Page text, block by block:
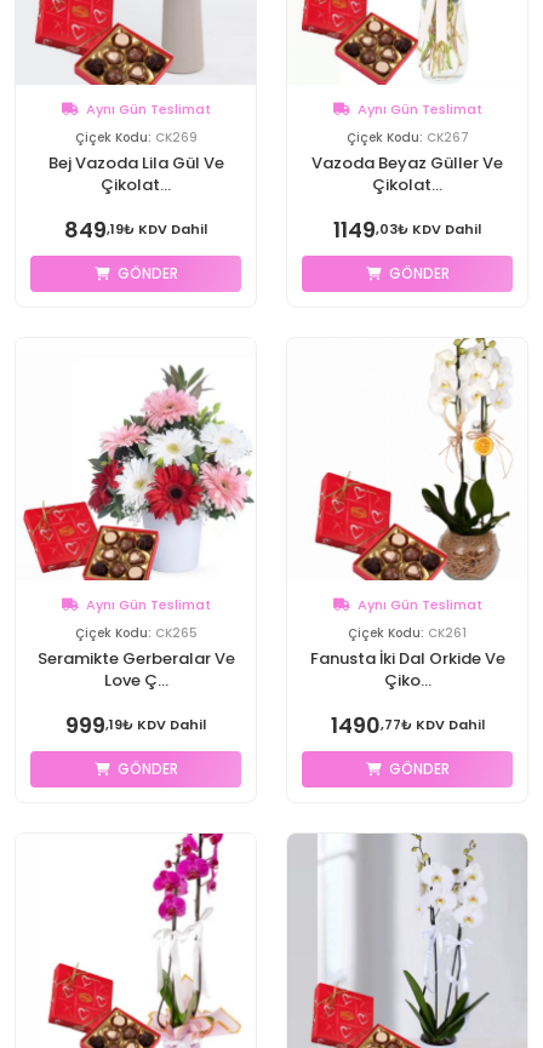
Aynı Gün Teslimat
Çiçek Kodu: CK269
Bej Vazoda Lila Gül Ve
Çikolat...
849,19₺ KDV Dahil
GÖNDER
Aynı Gün Teslimat
Çiçek Kodu: CK267
Vazoda Beyaz Güller Ve
Çikolat...
1149,03₺ KDV Dahil
GÖNDER
Aynı Gün Teslimat
Çiçek Kodu: CK265
Seramikte Gerberalar Ve
Love Ç...
999,19₺ KDV Dahil
GÖNDER
Aynı Gün Teslimat
Çiçek Kodu: CK261
Fanusta İki Dal Orkide Ve
Çiko...
1490,77₺ KDV Dahil
GÖNDER